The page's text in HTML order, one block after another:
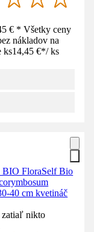
€ * Všetky ceny
nákladov na
ks14,45 €*/ ks
BIO FloraSelf Bio
40 cm kvetináč
zatiaľ nikto